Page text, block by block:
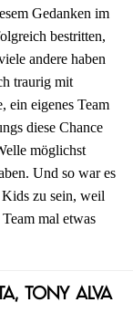
Gedanken im
bestritten,
andere haben
traurig mit
ein eigenes Team
diese Chance
möglichst
Und so war es
zu sein, weil
mal etwas
Tony Alva